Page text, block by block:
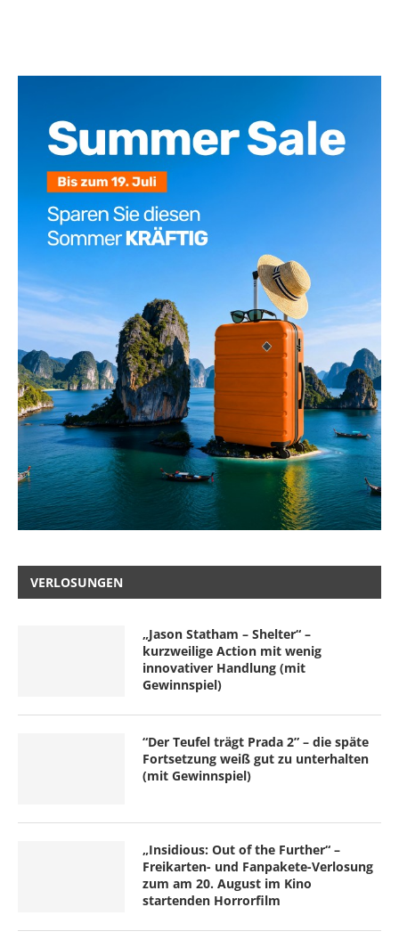
VERLOSUNGEN
„Jason Statham – Shelter“ –
kurzweilige Action mit wenig
innovativer Handlung (mit
Gewinnspiel)
“Der Teufel trägt Prada 2” – die späte
Fortsetzung weiß gut zu unterhalten
(mit Gewinnspiel)
„Insidious: Out of the Further“ –
Freikarten- und Fanpakete-Verlosung
zum am 20. August im Kino
startenden Horrorfilm